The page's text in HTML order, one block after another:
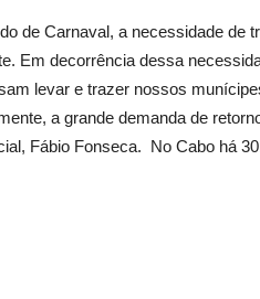
de Carnaval, a necessidade de
Em decorrência dessa
levar e trazer nossos
a grande demanda de
Fábio Fonseca. No Cabo há